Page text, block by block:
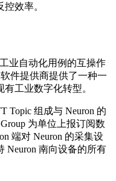
效率。
业自动化用例的互操作
件提供商提供了一种一
工业数字化转型。
Topic 组成与 Neuron 的
为单位上报订阅数
端对 Neuron 的采集设
Neuron 南向设备的所有